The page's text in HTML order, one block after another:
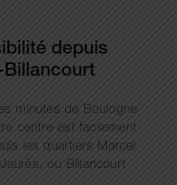
depuis
minutes de Boulogne
centre est facilement
les quartiers Marcel
ou Billancourt